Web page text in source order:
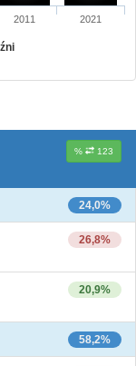
2011 2021
% 123
24,0%
26,8%
20,9%
58,2%